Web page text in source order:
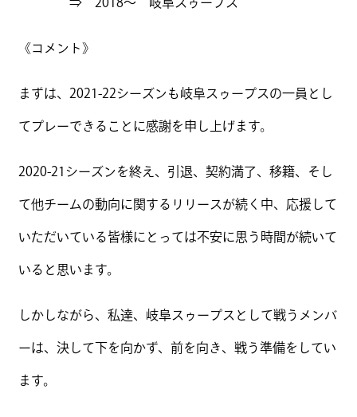
《コメント》
まずは、2021-22シーズンも岐阜スゥープスの一員とし
てプレーできることに感謝を申し上げます。
2020-21シーズンを終え、引退、契約満了、移籍、そし
て他チームの動向に関するリリースが続く中、応援して
いただいている皆様にとっては不安に思う時間が続いて
いると思います。
しかしながら、私達、岐阜スゥープスとして戦うメンバ
ーは、決して下を向かず、前を向き、戦う準備をしてい
ます。